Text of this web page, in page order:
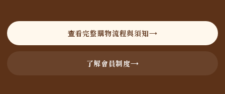
查看完整購物流程與須知
了解會員制度